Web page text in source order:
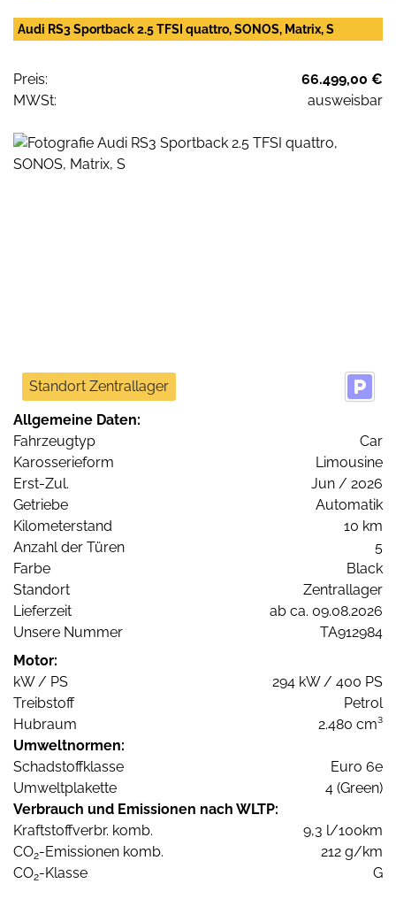
Audi RS3 Sportback 2.5 TFSI quattro, SONOS, Matrix, S
Preis:
66.499,00 €
MWSt:
ausweisbar
Standort Zentrallager
Allgemeine Daten:
Fahrzeugtyp
Car
Karosserieform
Limousine
Erst-Zul.
Jun / 2026
Getriebe
Automatik
Kilometerstand
10 km
Anzahl der Türen
5
Farbe
Black
Standort
Zentrallager
Lieferzeit
ab ca. 09.08.2026
Unsere Nummer
TA912984
Motor:
kW / PS
294 kW / 400 PS
Treibstoff
Petrol
Hubraum
2.480 cm³
Umweltnormen:
Schadstoffklasse
Euro 6e
Umweltplakette
4 (Green)
Verbrauch und Emissionen nach WLTP:
Kraftstoffverbr. komb.
9,3 l/100km
CO2-Emissionen komb.
212 g/km
CO2-Klasse G